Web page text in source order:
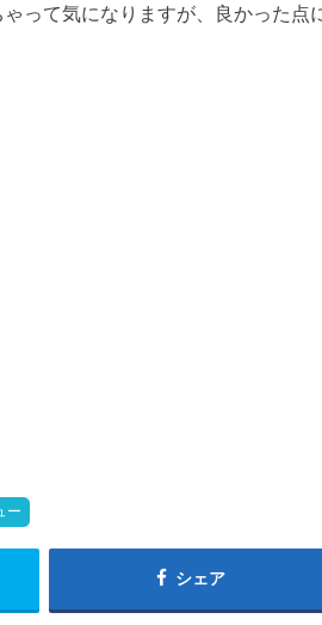
って気になりますが、良かった点
ー
シェア